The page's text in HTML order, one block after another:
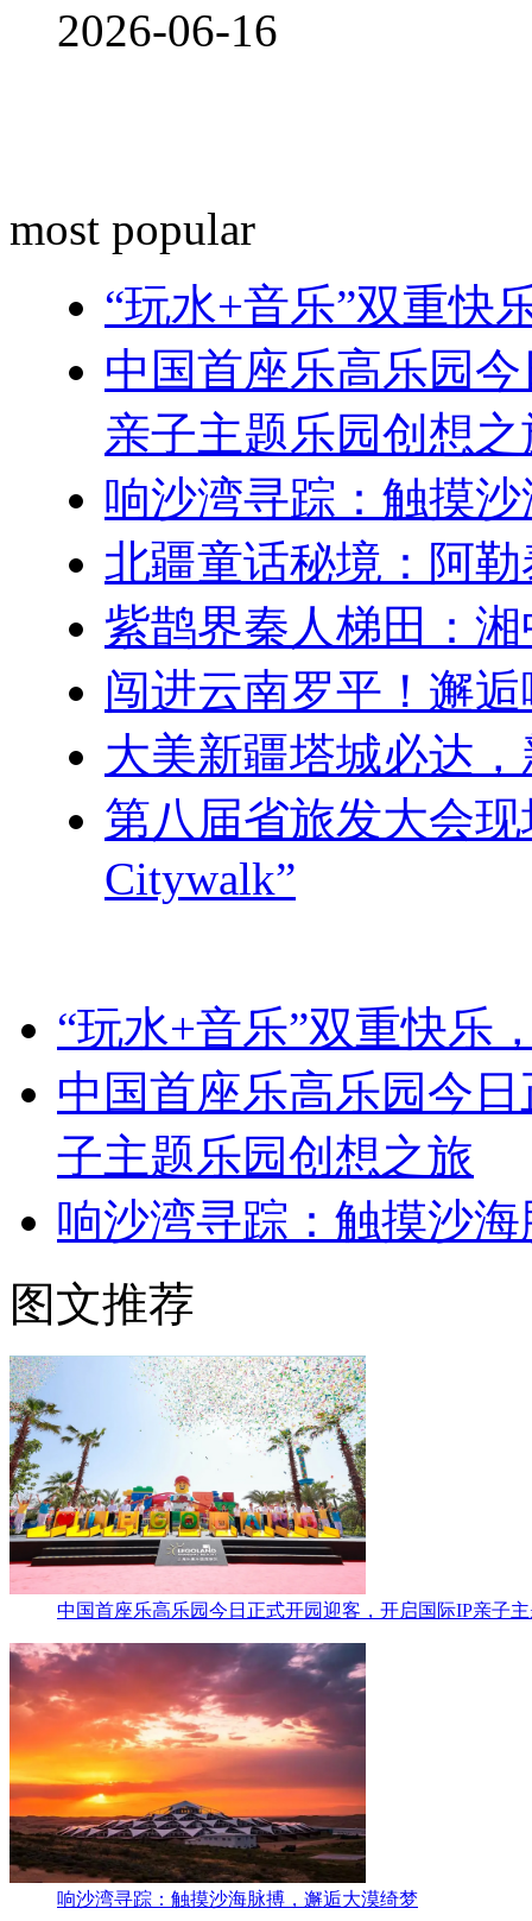
2026-06-16
most popular
“玩水+音乐”双重快
中国首座乐高乐园
亲子主题乐园创想之
响沙湾寻踪：触摸
北疆童话秘境：阿
紫鹊界秦人梯田：
闯进云南罗平！邂
大美新疆塔城必达
第八届省旅发大会
Citywalk”
“玩水+音乐”双重快乐
中国首座乐高乐园今
子主题乐园创想之旅
响沙湾寻踪：触摸沙
图文推荐
中国首座乐高乐园今日正式开园迎客，开启国际IP亲子
响沙湾寻踪：触摸沙海脉搏，邂逅大漠绮梦